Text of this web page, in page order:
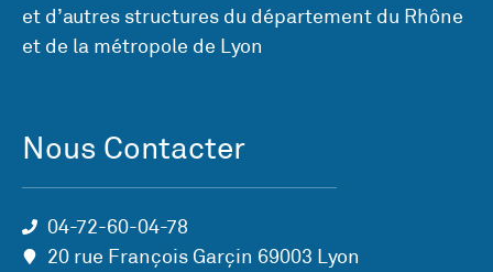
et d’autres structures du département du Rhône
et de la métropole de Lyon
Nous Contacter
04-72-60-04-78
20 rue François Garçin 69003 Lyon